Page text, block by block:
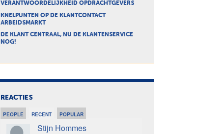
VERANTWOORDELIJKHEID OPDRACHTGEVERS
KNELPUNTEN OP DE KLANTCONTACT
ARBEIDSMARKT
DE KLANT CENTRAAL, NU DE KLANTENSERVICE
NOG!
REACTIES
PEOPLE RECENT POPULAR
Stijn Hommes